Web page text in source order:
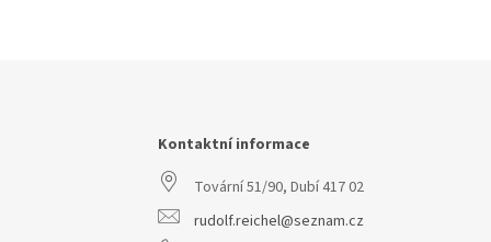
Kontaktní informace
Tovární 51/90, Dubí 417 02
rudolf.reichel@seznam.cz